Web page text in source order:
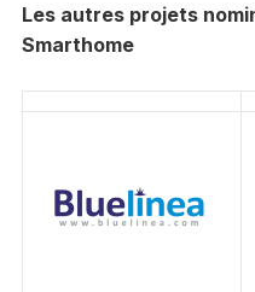
Les autres projets
Smarthome